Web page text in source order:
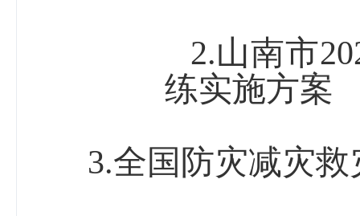
2.山南市
练实施方案
3.全国防灾减灾